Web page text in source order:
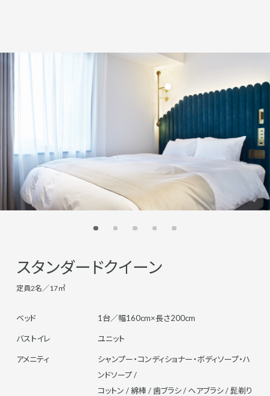
スタンダードクイーン
定員2名／17㎡
ベッド 1台／幅160cm×長さ200cm
バストイレ ユニット
アメニティ
シャンプー・コンディショナー・ボディソープ・ハ
ンドソープ /
コットン / 綿棒 / 歯ブラシ / ヘアブラシ / 髭剃り